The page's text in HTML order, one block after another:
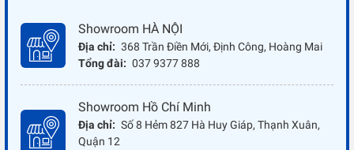
Showroom HÀ NỘI
Địa chỉ: 368 Trần Điền Mới, Định Công, Hoàng Mai
Tổng đài: 037 9377 888
Showroom Hồ Chí Minh
Địa chỉ: Số 8 Hẻm 827 Hà Huy Giáp, Thạnh Xuân,
Quận 12